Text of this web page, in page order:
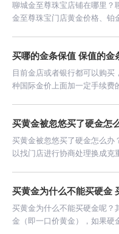
聊城金至尊珠宝店铺在哪里？
金至尊珠宝门店黄金价格、铂
买哪的金条保值 保值的金
目前金店或者银行都可以购
种国际金价上面加一定手续费
买黄金被忽悠买了硬金怎
买黄金被忽悠买了硬金怎么办
以找门店进行协商处理换成克
买黄金为什么不能买硬金
买黄金为什么不能买硬金呢？
金（即一口价黄金），如果硬